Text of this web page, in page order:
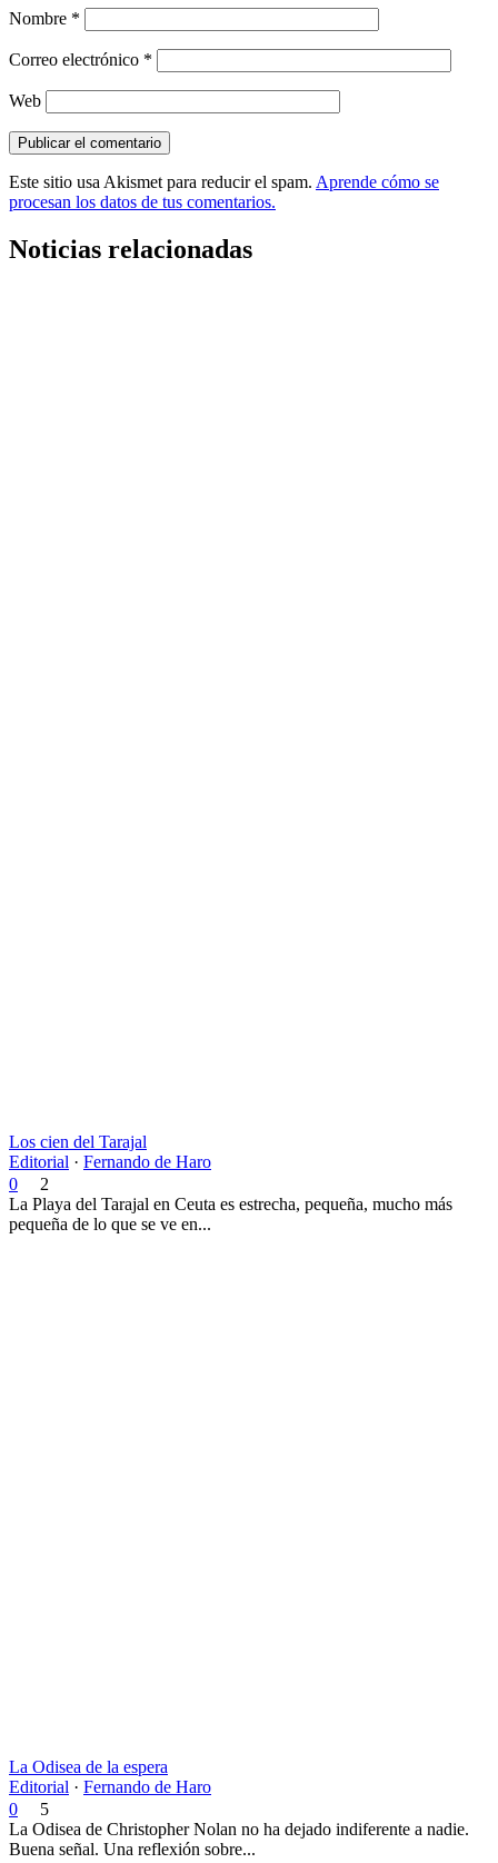
Nombre *
Correo electrónico *
Web
Este sitio usa Akismet para reducir el spam. Aprende cómo se
procesan los datos de tus comentarios.
Noticias relacionadas
Los cien del Tarajal
Editorial · Fernando de Haro
0
2
La Playa del Tarajal en Ceuta es estrecha, pequeña, mucho más
pequeña de lo que se ve en...
La Odisea de la espera
Editorial · Fernando de Haro
0
5
La Odisea de Christopher Nolan no ha dejado indiferente a nadie.
Buena señal. Una reflexión sobre...